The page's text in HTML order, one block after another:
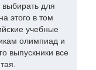
выбирать для
этого в том
учебные
олимпиад и
выпускники все